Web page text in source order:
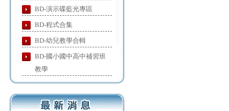
BD-演示碟藍光專區
BD-程式合集
BD-幼兒教學合輯
BD-國小國中高中補習班
教學